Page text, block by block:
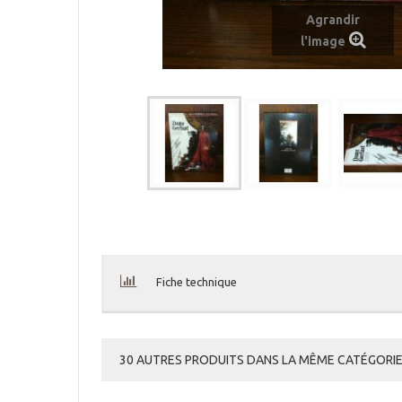
Agrandir
l'image
Fiche technique
30 AUTRES PRODUITS DANS LA MÊME